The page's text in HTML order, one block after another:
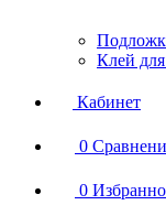
Клей
Кабинет
0
0